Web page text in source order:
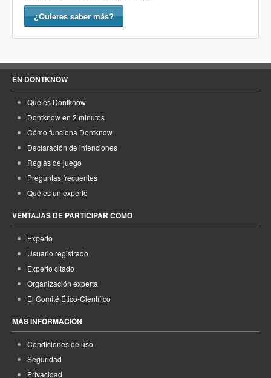
¿Quieres saber más?
EN DONTKNOW
Qué es Dontknow
Dontknow en 2 minutos
Cómo funciona Dontknow
Declaración de intenciones
Reglas de juego
Preguntas frecuentes
Qué es un experto
VENTAJAS DE PARTICIPAR COMO
Experto
Usuario registrado
Experto citado
Organización experta
El Comité Ético-Científico
MÁS INFORMACIÓN
Condiciones de uso
Seguridad
Privacidad